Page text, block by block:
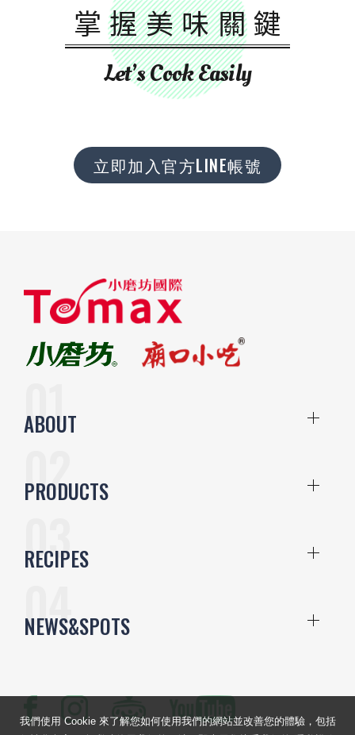
掌握美味關鍵
Let’s Cook Easily
立即加入官方LINE帳號
ABOUT
PRODUCTS
RECIPES
NEWS&SPOTS
我們使用 Cookie 來了解您如何使用我們的網站並改善您的體驗，包括